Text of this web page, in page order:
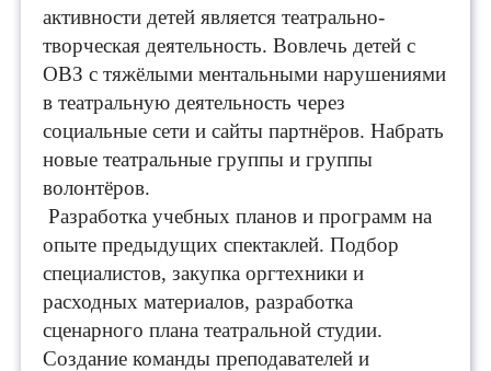
активности детей является театрально-
творческая деятельность. Вовлечь детей с
ОВЗ с тяжёлыми ментальными нарушениями
в театральную деятельность через
социальные сети и сайты партнёров. Набрать
новые театральные группы и группы
волонтёров.
Разработка учебных планов и программ на
опыте предыдущих спектаклей. Подбор
специалистов, закупка оргтехники и
расходных материалов, разработка
сценарного плана театральной студии.
Создание команды преподавателей и